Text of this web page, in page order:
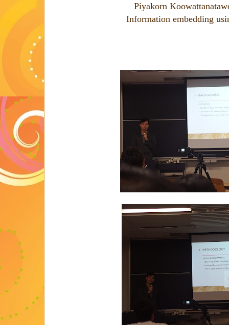
Piyakorn
Information embedding